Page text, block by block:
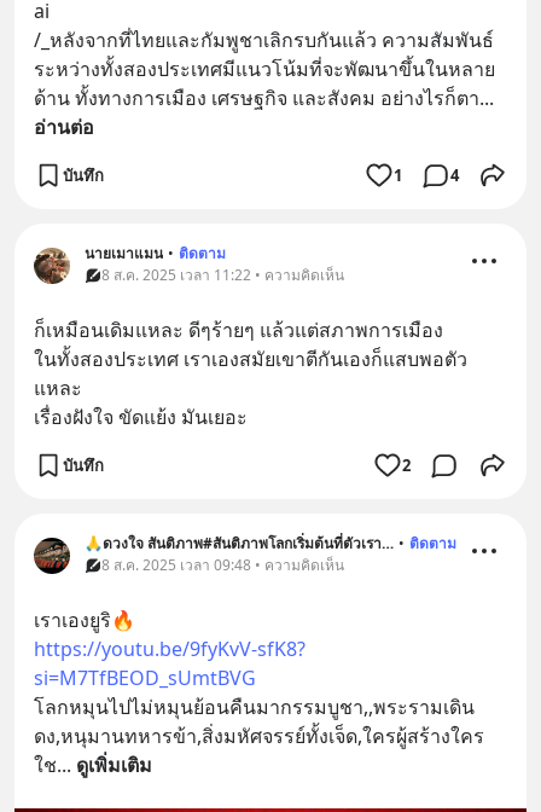
ai
/_หลังจากที่ไทยและกัมพูชาเลิกรบกันแล้ว ความสัมพันธ์
ระหว่างทั้งสองประเทศมีแนวโน้มที่จะพัฒนาขึ้นในหลาย
ด้าน ทั้งทางการเมือง เศรษฐกิจ และสังคม อย่างไรก็ตา
อ่านต่อ
บันทึก 1 4
นายเมาแมน • ติดตาม
8 ส.ค. 2025 เวลา 11:22 • ความคิดเห็น
ก็เหมือนเดิมแหละ ดีๆร้ายๆ แล้วแต่สภาพการเมือง
ในทั้งสองประเทศ เราเองสมัยเขาตีกันเองก็แสบพอตัว
แหละ
เรื่องฝังใจ ขัดแย้ง มันเยอะ
บันทึก 2
🙏ดวงใจ สันติภาพ#สันติภาพโลกเริ่มต้นที่ตัวเรา🌐🕊️ • ติดตาม
8 ส.ค. 2025 เวลา 09:48 • ความคิดเห็น
เราเองยูริ🔥
https://youtu.be/9fyKvV-sfK8?
si=M7TfBEOD_sUmtBVG
โลกหมุนไปไม่หมุนย้อนคืนมากรรมบูชา,,พระรามเดิน
ดง,หนุมานทหารข้า,สิ่งมหัศจรรย์ทั้งเจ็ด,ใครผู้สร้างใคร
ใช... ดูเพิ่มเติม